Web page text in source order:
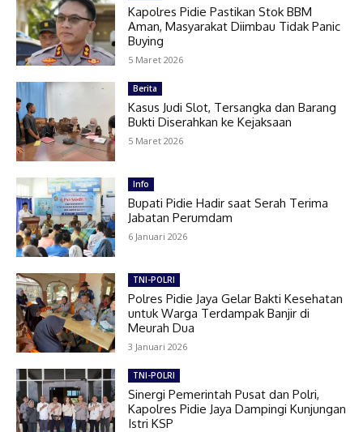
Kapolres Pidie Pastikan Stok BBM
Aman, Masyarakat Diimbau Tidak Panic
Buying
5 Maret 2026
Berita
Kasus Judi Slot, Tersangka dan Barang
Bukti Diserahkan ke Kejaksaan
5 Maret 2026
Info
Bupati Pidie Hadir saat Serah Terima
Jabatan Perumdam
6 Januari 2026
TNI-POLRI
Polres Pidie Jaya Gelar Bakti Kesehatan
untuk Warga Terdampak Banjir di
Meurah Dua
3 Januari 2026
TNI-POLRI
Sinergi Pemerintah Pusat dan Polri,
Kapolres Pidie Jaya Dampingi Kunjungan
Istri KSP